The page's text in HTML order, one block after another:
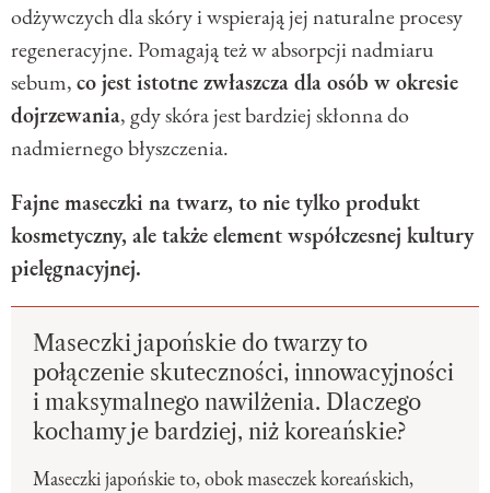
odżywczych dla skóry i wspierają jej naturalne procesy
regeneracyjne. Pomagają też w absorpcji nadmiaru
sebum,co jest istotne zwłaszcza dla osób w okresie
dojrzewania, gdy skóra jest bardziej skłonna do
nadmiernego błyszczenia.
Fajne maseczki na twarz, to nie tylko produkt
kosmetyczny, ale także element współczesnej kultury
pielęgnacyjnej.
Maseczki japońskie do twarzy to
połączenie skuteczności, innowacyjności
i maksymalnego nawilżenia. Dlaczego
kochamy je bardziej, niż koreańskie?
Maseczki japońskie to, obok maseczek koreańskich,